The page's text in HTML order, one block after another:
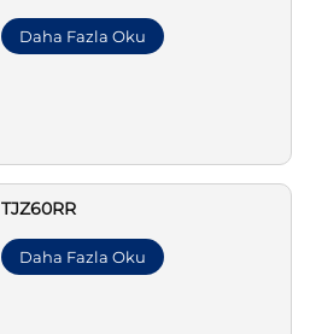
Daha Fazla Oku
TJZ60RR
Daha Fazla Oku